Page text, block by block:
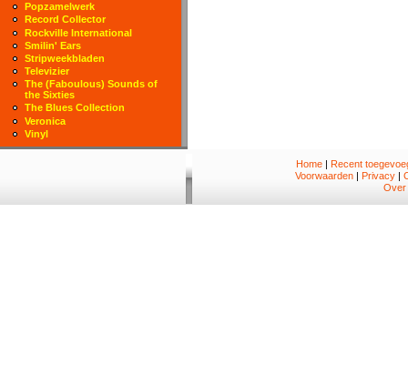
Popzamelwerk
Record Collector
Rockville International
Smilin' Ears
Stripweekbladen
Televizier
The (Faboulous) Sounds of
the Sixties
The Blues Collection
Veronica
Vinyl
Home| Recent
Voorwaarden | Privacy |
Over